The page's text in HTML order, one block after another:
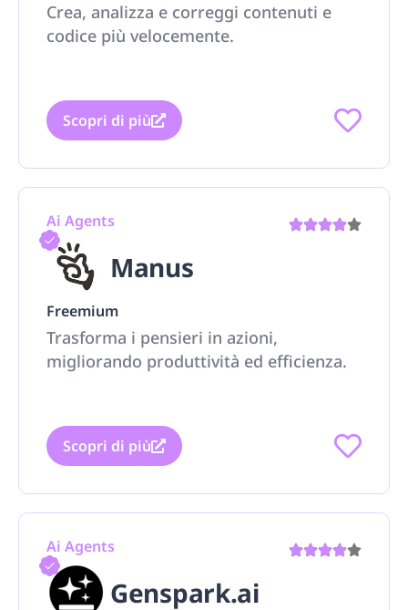
Crea, analizza e correggi contenuti e
codice più velocemente.
Scopri di più
Ai Agents
Manus
Freemium
Trasforma i pensieri in azioni,
migliorando produttività ed efficienza.
Scopri di più
Ai Agents
Genspark.ai